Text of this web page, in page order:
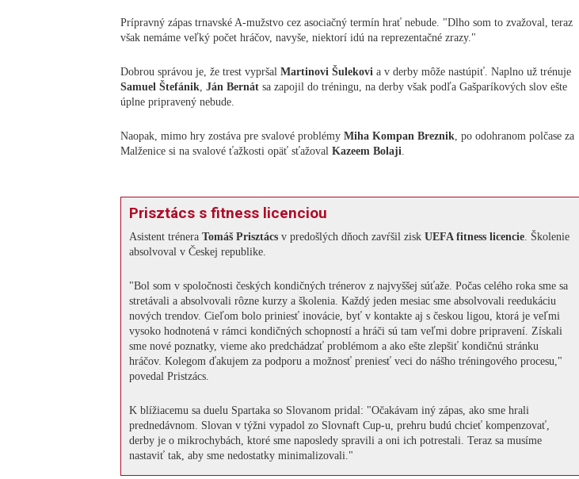
Prípravný zápas trnavské A-mužstvo cez asociačný termín hrať nebude. "Dlho som to zvažoval, teraz
však nemáme veľký počet hráčov, navyše, niektorí idú na reprezentačné zrazy."
Dobrou správou je, že trest vypršal Martinovi Šulekovi a v derby môže nastúpiť. Naplno už trénuje
Samuel Štefánik Ján Bernát sa zapojil do tréningu, na derby však podľa Gašparíkových slov ešte
úplne pripravený nebude.
Naopak, mimo hry zostáva pre svalové problémy Miha Kompan Breznik , po odohranom polčase za
Malženice si na svalové ťažkosti opäť sťažoval Kazeem Bolaji
Prisztács s fitness licenciou
Asistent trénera Tomáš Prisztács v predošlých dňoch zavŕšil zisk UEFA fitness licencie . Školenie
absolvoval v Českej republike.
"Bol som v spoločnosti českých kondičných trénerov z najvyššej súťaže. Počas celého roka sme sa
stretávali a absolvovali rôzne kurzy a školenia. Každý jeden mesiac sme absolvovali reedukáciu
nových trendov. Cieľom bolo priniesť inovácie, byť v kontakte aj s českou ligou, ktorá je veľmi
vysoko hodnotená v rámci kondičných schopností a hráči sú tam veľmi dobre pripravení. Získali
sme nové poznatky, vieme ako predchádzať problémom a ako ešte zlepšiť kondičnú stránku
hráčov. Kolegom ďakujem za podporu a možnosť preniesť veci do nášho tréningového procesu,"
povedal Pristzács.
K blížiacemu sa duelu Spartaka so Slovanom pridal: "Očakávam iný zápas, ako sme hrali
prednedávnom. Slovan v týžni vypadol zo Slovnaft Cup-u, prehru budú chcieť kompenzovať,
derby je o mikrochybách, ktoré sme naposledy spravili a oni ich potrestali. Teraz sa musíme
nastaviť tak, aby sme nedostatky minimalizovali."